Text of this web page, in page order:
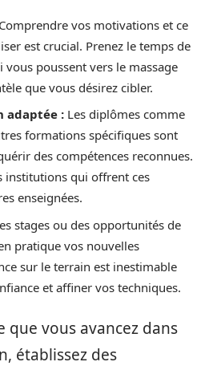
Comprendre vos motivations et ce
est crucial. Prenez le temps de
poussent vers le massage
que vous désirez cibler.
adaptée : Les diplômes comme
formations spécifiques sont
des compétences reconnues.
institutions qui offrent ces
enseignées.
stages ou des opportunités de
pratique vos nouvelles
sur le terrain est inestimable
et affiner vos techniques.
que vous avancez dans
établissez des